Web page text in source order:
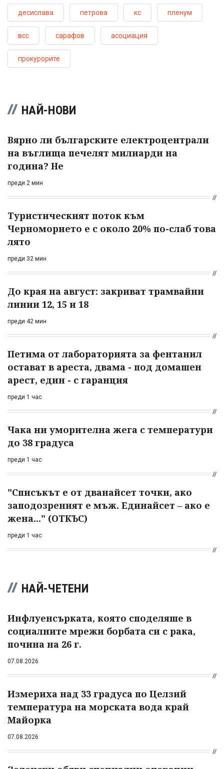
десислава петрова кс пленум
всс сарафов асоциация
прокурорите
НАЙ-НОВИ
Вярно ли българските електроцентрали
на въглища печелят милиарди на
година? Не
преди 2 мин
Туристическият поток към
Черноморието е с около 20% по-слаб това
лято
преди 32 мин
До края на август: закриват трамвайни
линии 12, 15 и 18
преди 42 мин
Петима от лабораторията за фентанил
остават в ареста, двама - под домашен
арест, един - с гаранция
преди 1 час
Чака ни уморителна жега с температури
до 38 градуса
преди 1 час
"Списъкът е от дванайсет точки, ако
заподозреният е мъж. Единайсет – ако е
жена..." (ОТКЪС)
преди 1 час
НАЙ-ЧЕТЕНИ
Инфлуенсърката, която споделяше в
социалните мрежи борбата си с рака,
почина на 26 г.
07.08.2026
Измериха над 33 градуса по Целзий
температура на морската вода край
Майорка
07.08.2026